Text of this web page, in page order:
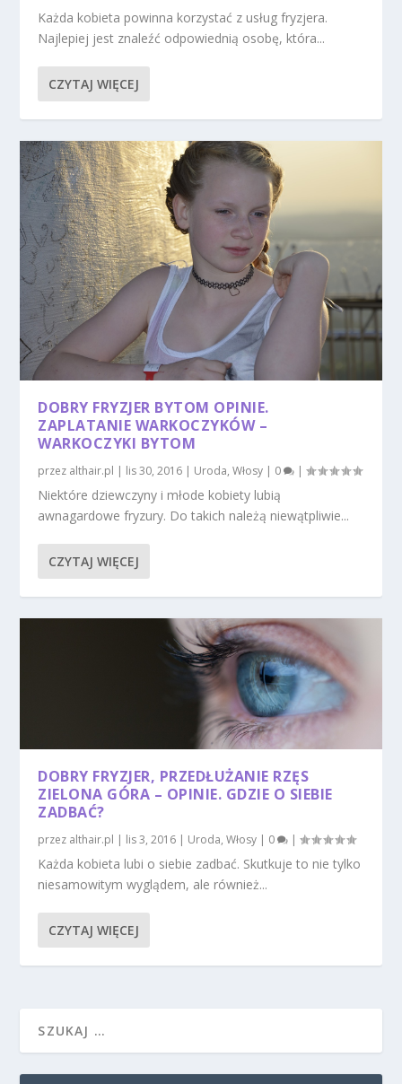
Każda kobieta powinna korzystać z usług fryzjera.
Najlepiej jest znaleźć odpowiednią osobę, która...
CZYTAJ WIĘCEJ
DOBRY FRYZJER BYTOM OPINIE.
ZAPLATANIE WARKOCZYKÓW –
WARKOCZYKI BYTOM
przez althair.pl | lis 30, 2016 | Uroda,Włosy | 0 |
Niektóre dziewczyny i młode kobiety lubią
awnagardowe fryzury. Do takich należą niewątpliwie...
CZYTAJ WIĘCEJ
DOBRY FRYZJER, PRZEDŁUŻANIE RZĘS
ZIELONA GÓRA – OPINIE. GDZIE O SIEBIE
ZADBAĆ?
przez althair.pl | lis 3, 2016 | Uroda,Włosy | 0 |
Każda kobieta lubi o siebie zadbać. Skutkuje to nie tylko
niesamowitym wyglądem, ale również...
CZYTAJ WIĘCEJ